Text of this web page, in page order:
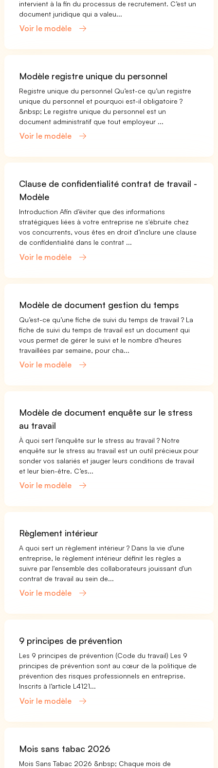
intervient à la fin du processus de recrutement. C’est un
document juridique qui a valeu...
Voir le modèle
Modèle registre unique du personnel
Registre unique du personnel Qu’est-ce qu’un registre
unique du personnel et pourquoi est-il obligatoire ?
&nbsp; Le registre unique du personnel est un
document administratif que tout employeur ...
Voir le modèle
Clause de confidentialité contrat de travail -
Modèle
Introduction Afin d’éviter que des informations
stratégiques liées à votre entreprise ne s'ébruite chez
vos concurrents, vous êtes en droit d’inclure une clause
de confidentialité dans le contrat ...
Voir le modèle
Modèle de document gestion du temps
Qu’est-ce qu’une fiche de suivi du temps de travail ? La
fiche de suivi du temps de travail est un document qui
vous permet de gérer le suivi et le nombre d’heures
travaillées par semaine, pour cha...
Voir le modèle
Modèle de document enquête sur le stress
au travail
À quoi sert l’enquête sur le stress au travail ? Notre
enquête sur le stress au travail est un outil précieux pour
sonder vos salariés et jauger leurs conditions de travail
et leur bien-être. C’es...
Voir le modèle
Règlement intérieur
A quoi sert un règlement intérieur ? Dans la vie d'une
entreprise, le règlement intérieur définit les règles a
suivre par l'ensemble des collaborateurs jouissant d'un
contrat de travail au sein de...
Voir le modèle
9 principes de prévention
Les 9 principes de prévention (Code du travail) Les 9
principes de prévention sont au cœur de la politique de
prévention des risques professionnels en entreprise.
Inscrits à l’article L4121...
Voir le modèle
Mois sans tabac 2026
Mois Sans Tabac 2026 &nbsp; Chaque mois de